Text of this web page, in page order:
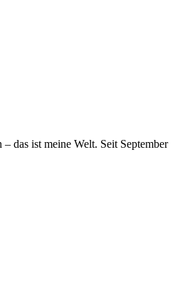
das ist meine Welt. Seit September